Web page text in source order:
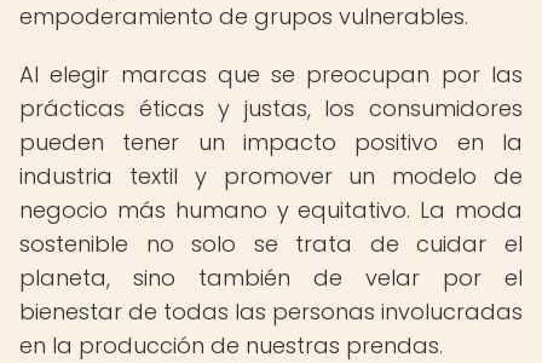
empoderamiento de grupos vulnerables.
Al elegir marcas que se preocupan por las
prácticas éticas y justas, los consumidores
pueden tener un impacto positivo en la
industria textil y promover un modelo de
negocio más humano y equitativo. La moda
sostenible no solo se trata de cuidar el
planeta, sino también de velar por el
bienestar de todas las personas involucradas
en la producción de nuestras prendas.